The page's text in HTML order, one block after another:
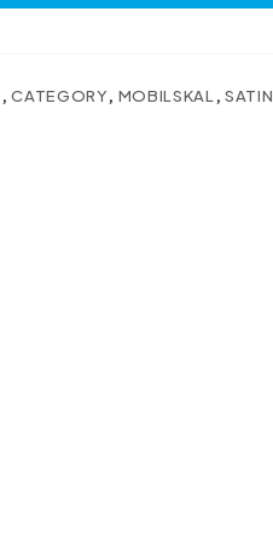
,CATEGORY, MOBILSKAL , SATIN